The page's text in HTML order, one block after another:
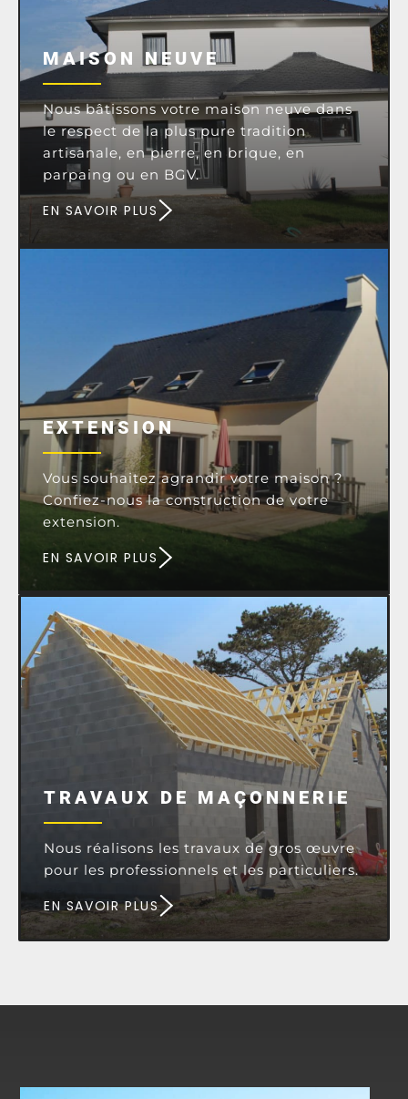
MAISON NEUVE
Nous bâtissons votre maison neuve dans
le respect de la plus pure tradition
artisanale, en pierre, en brique, en
parpaing ou en BGV.
EN SAVOIR PLUS
EXTENSION
Vous souhaitez agrandir votre maison ?
Confiez-nous la construction de votre
extension.
EN SAVOIR PLUS
TRAVAUX DE MAÇONNERIE
Nous réalisons les travaux de gros œuvre
pour les professionnels et les particuliers.
EN SAVOIR PLUS